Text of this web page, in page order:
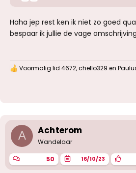
Haha jep rest ken ik niet zo goed
bespaar ik jullie de vage
W
n
g
n
:
Voormalig lid 4672,chello329 en
A Achterom
Wandelaar
50 16/10/23